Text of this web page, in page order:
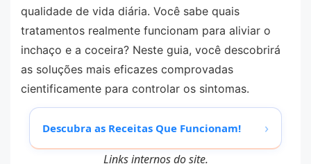
qualidade de vida diária. Você sabe quais
tratamentos realmente funcionam para aliviar o
inchaço e a coceira? Neste guia, você descobrirá
as soluções mais eficazes comprovadas
cientificamente para controlar os sintomas.
Descubra as Receitas Que Funcionam! ›
Links internos do site.